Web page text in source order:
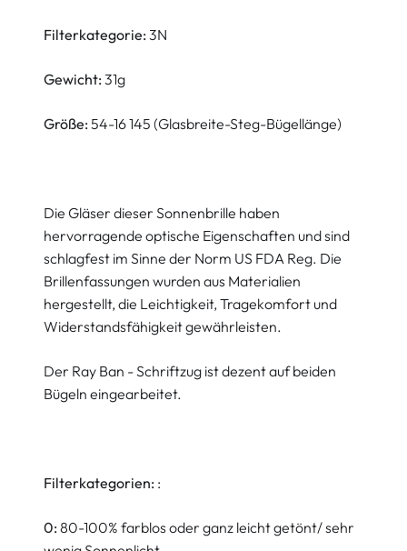
Filterkategorie: 3N
Gewicht: 31g
Größe: 54-16 145 (Glasbreite-Steg-Bügellänge)
Die Gläser dieser Sonnenbrille haben
hervorragende optische Eigenschaften und sind
schlagfest im Sinne der Norm US FDA Reg. Die
Brillenfassungen wurden aus Materialien
hergestellt, die Leichtigkeit, Tragekomfort und
Widerstandsfähigkeit gewährleisten.
Der Ray Ban - Schriftzug ist dezent auf beiden
Bügeln eingearbeitet.
Filterkategorien: :
0: 80-100% farblos oder ganz leicht getönt/ sehr